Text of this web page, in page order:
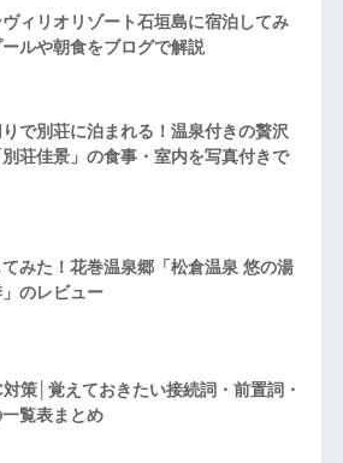
ィリオリゾート石垣島に宿泊してみ
ルや朝食をブログで解説
で別荘に泊まれる！温泉付きの贅沢
荘佳景」の食事・室内を写真付きで
みた！花巻温泉郷「松倉温泉 悠の湯
のレビュー
策│覚えておきたい接続詞・前置詞・
覧表まとめ